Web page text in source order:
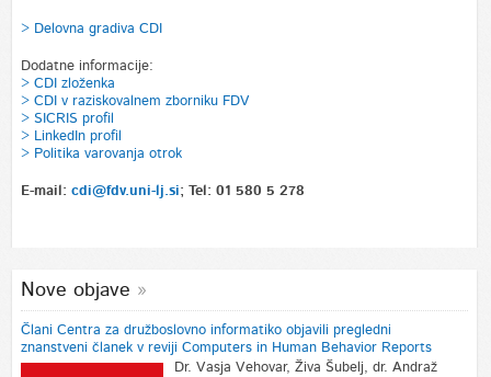
> Delovna gradiva CDI
Dodatne informacije:
> CDI zloženka
> CDI v raziskovalnem zborniku FDV
> SICRIS profil
> LinkedIn profil
> Politika varovanja otrok
E-mail: cdi@fdv.uni-lj.si; Tel: 01 580 5 278
Nove objave
Člani Centra za družboslovno informatiko objavili pregledni
znanstveni članek v reviji Computers in Human Behavior Reports
Dr. Vasja Vehovar, Živa Šubelj, dr. Andraž